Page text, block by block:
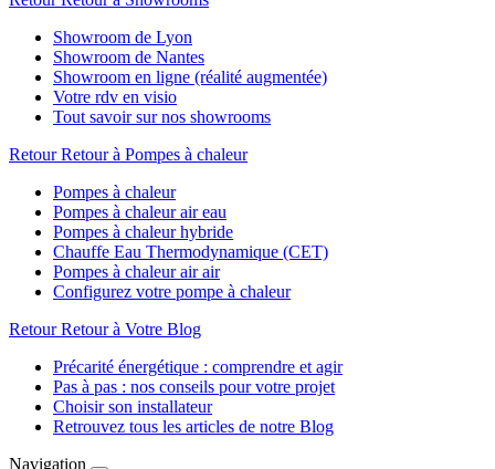
Showroom de Lyon
Showroom de Nantes
Showroom en ligne (réalité augmentée)
Votre rdv en visio
Tout savoir sur nos showrooms
Retour Retour à Pompes à chaleur
Pompes à chaleur
Pompes à chaleur air eau
Pompes à chaleur hybride
Chauffe Eau Thermodynamique (CET)
Pompes à chaleur air air
Configurez votre pompe à chaleur
Retour Retour à Votre Blog
Précarité énergétique : comprendre et agir
Pas à pas : nos conseils pour votre projet
Choisir son installateur
Retrouvez tous les articles de notre Blog
Navigation